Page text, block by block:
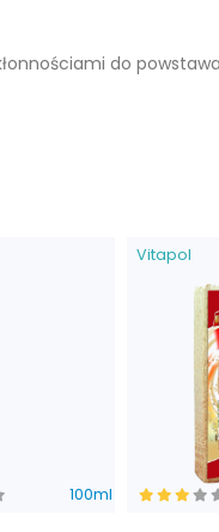
do
100ml
Vitapol